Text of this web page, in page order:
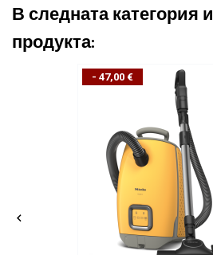
В следната категория
продукта:
- 47,00 €
